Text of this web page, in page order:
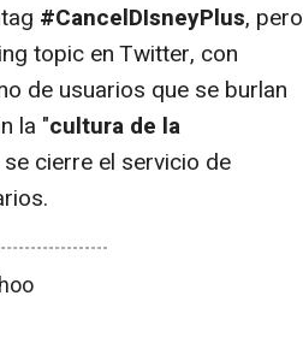
#CancelDIsneyPlus, pero
topic en Twitter, con
de usuarios que se burlan
la "cultura de la
cierre el servicio de